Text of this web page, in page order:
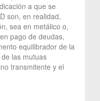
a que se
son, en realidad,
sea en metálico o,
pago de deudas,
equilibrador de la
las mutuas
transmitente y el